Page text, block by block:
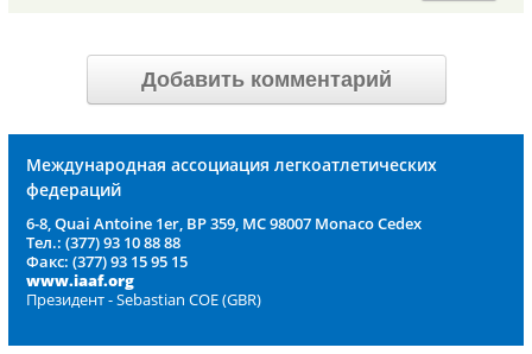
Добавить комментарий
Международная ассоциация легкоатлетических
федераций
6-8, Quai Antoine 1er, BP 359, MC 98007 Monaco Cedex
Тел.: (377) 93 10 88 88
Факс: (377) 93 15 95 15
www.iaaf.org
Президент - Sebastian COE (GBR)